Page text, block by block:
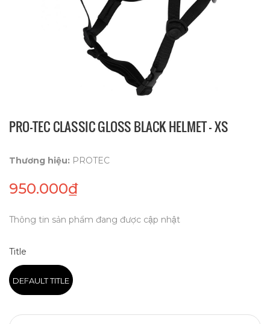
PRO-TEC CLASSIC GLOSS BLACK HELMET - XS
Thương hiệu: PROTEC
950.000₫
Thông tin sản phẩm đang được cập nhật
Title
DEFAULT TITLE